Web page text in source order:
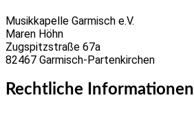
Musikkapelle Garmisch e.V.
Maren Höhn
Zugspitzstraße 67a
82467 Garmisch-Partenkirchen
Rechtliche Informationen